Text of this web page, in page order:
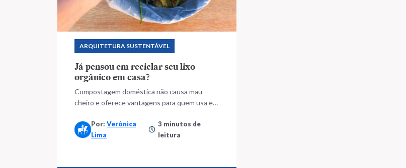
ARQUITETURA SUSTENTÁVEL
Já pensou em reciclar seu lixo
orgânico em casa?
Compostagem doméstica não causa mau
cheiro e oferece vantagens para quem usa e
Por: Verônica
Lima
3 minutos de
leitura